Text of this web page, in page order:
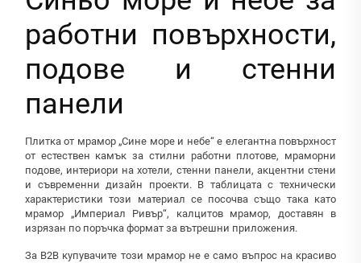
работни повърхности,
подове и стенни
панели
Плитка от мрамор „Сине море и небе“ е елегантна повърхност
от естествен камък за стилни работни плотове, мраморни
подове, интериори на хотели, стенни панели, акцентни стени
и съвременни дизайн проекти. В таблицата с технически
характеристики този материал се посочва също така като
мрамор „Империал Ривър“, калцитов мрамор, доставян в
изрязан по поръчка формат за вътрешни приложения.
За B2B купувачите този мрамор не е само въпрос на красиво